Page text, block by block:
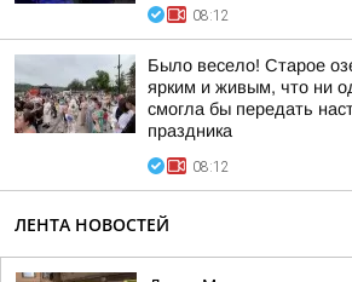
08:12
Было весело! Старое
ярким и живым, что ни
смогла бы передать
праздника
08:12
ЛЕНТА НОВОСТЕЙ